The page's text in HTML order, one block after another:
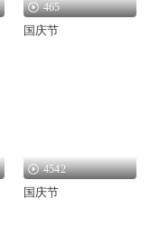
465
国庆节
4542
国庆节